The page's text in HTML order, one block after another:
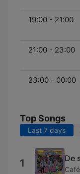
19:00 - 21:00
21:00 - 23:00
23:00 - 00:00
Top Songs
Last 7 days
1 De